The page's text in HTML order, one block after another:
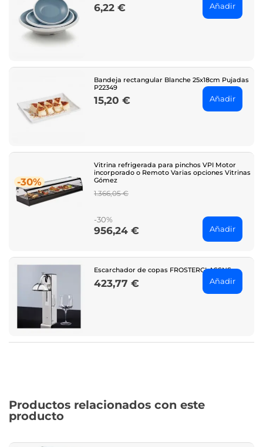
Price
6,22 € Añadir
Bandeja rectangular Blanche 25x18cm Pujadas
P22349
Price
15,20 € Añadir
-30%
Vitrina refrigerada para pinchos VPI Motor
incorporado o Remoto Varias opciones Vitrinas
Gómez
Regular
1.366,05 €
-30%
Price
956,24 € Añadir
Escarchador de copas FROSTERGLASSNS
Price
423,77 € Añadir
Productos relacionados con este
producto